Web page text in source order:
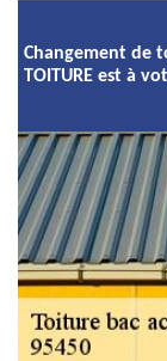
Changement de
TOITURE est à